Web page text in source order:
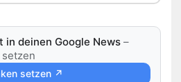
in deinen Google News –
setzen ↗